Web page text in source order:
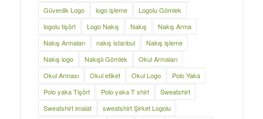
Güvenlik Logo
logo işleme
Logolu Gömlek
logolu tişört
Logo Nakış Nakış
Nakış Arma
Nakış Armaları
nakış istanbul
Nakış işleme
Nakış logo
Nakışlı Gömlek
Okul Armaları
Okul Arması
Okul etiket Okul Logo
Polo Yaka
Polo yaka Tişört
Polo yaka T shirt
Sweatshirt
Sweatshirt imalat
sweatshirt Şirket Logolu